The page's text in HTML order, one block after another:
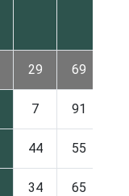
29 69
7 91
44 55
34 65